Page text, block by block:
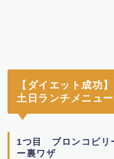
【ダイエット成功
土日ランチメニュ
1つ目 ブロンコビリ
ー裏ワザ